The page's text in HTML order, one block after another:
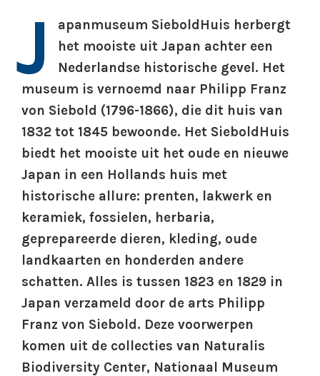
J
apanmuseum SieboldHuis herbergt
het mooiste uit Japan achter een
Nederlandse historische gevel. Het
museum is vernoemd naar Philipp Franz
von Siebold (1796-1866), die dit huis van
1832 tot 1845 bewoonde. Het SieboldHuis
biedt het mooiste uit het oude en nieuwe
Japan in een Hollands huis met
historische allure: prenten, lakwerk en
keramiek, fossielen, herbaria,
geprepareerde dieren, kleding, oude
landkaarten en honderden andere
schatten. Alles is tussen 1823 en 1829 in
Japan verzameld door de arts Philipp
Franz von Siebold. Deze voorwerpen
komen uit de collecties van Naturalis
Biodiversity Center, Nationaal Museum